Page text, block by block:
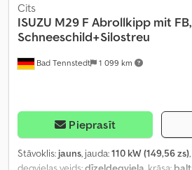
Bad Tennstedt 1 099 km
Cits
ISUZU M29 F Abrollkipp mit FB,
Schneeschild+Silostreu
Pieprasīt
Stāvoklis: jauns, jauda:110 kW (149,56 zs)